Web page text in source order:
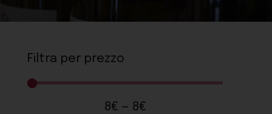
Filtra per prezzo
8€ — 8€